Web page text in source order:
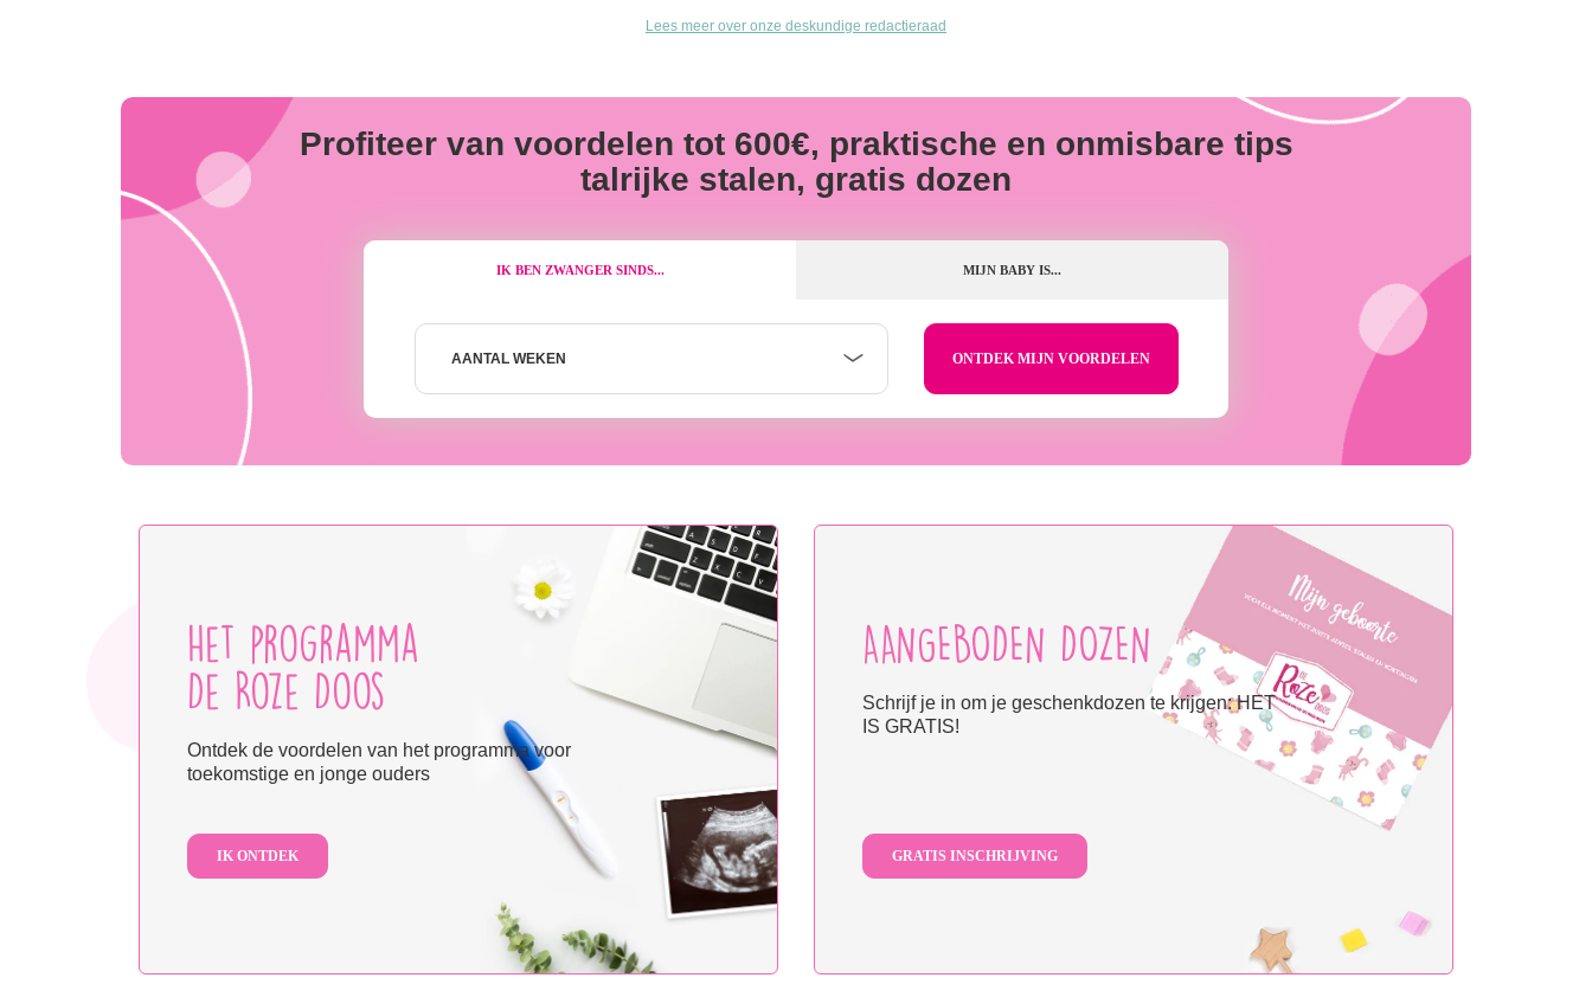
Lees meer over onze deskundige redactieraad
Profiteer van voordelen tot 600€, praktische en onmisbare tips
talrijke stalen, gratis dozen
IK BEN ZWANGER SINDS... MIJN BABY IS...
Aantal
wekenAANTAL WEKEN
Het programma
De Roze Doos
Ontdek de voordelen van het programma voor
toekomstige en jonge ouders
IK ONTDEK
AANGEBODEN DOZEN
Schrijf je in om je geschenkdozen te krijgen: HET
IS GRATIS!
GRATIS INSCHRIJVING